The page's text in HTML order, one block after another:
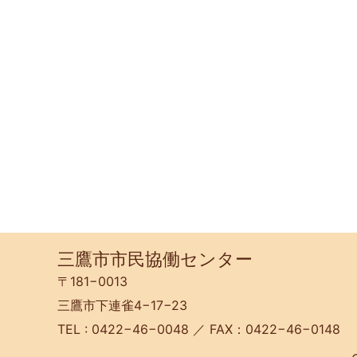
三鷹市市民協働センター
〒181−0013
三鷹市下連雀4−17−23
TEL : 0422−46−0048 ／ FAX：0422−46−0148